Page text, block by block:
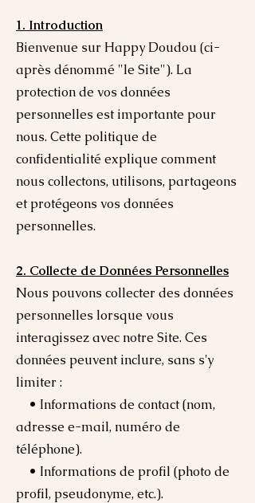
1. Introduction
Bienvenue sur Happy Doudou (ci-
après dénommé "le Site"). La
protection de vos données
personnelles est importante pour
nous. Cette politique de
confidentialité explique comment
nous collectons, utilisons, partageons
et protégeons vos données
personnelles.
2. Collecte de Données Personnelles
Nous pouvons collecter des données
personnelles lorsque vous
interagissez avec notre Site. Ces
données peuvent inclure, sans s'y
limiter :
• Informations de contact (nom,
adresse e-mail, numéro de
téléphone).
• Informations de profil (photo de
profil, pseudonyme, etc.).